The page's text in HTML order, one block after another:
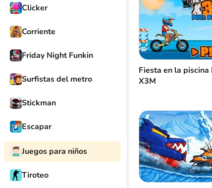
Clicker
Corriente
Friday Night Funkin
Surfistas del metro
Stickman
Escapar
Juegos para niños
Tiroteo
Fiesta en la piscina
X3M